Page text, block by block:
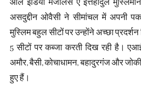
ऑल इंडिया मजलिस ए इत्तेहादुल
असदुद्दीन ओवैसी ने सीमांचल में अपनी
मुस्लिम बहुल सीटों पर उन्होंने अच्छा प्रदर्शन
5 सीटों पर कब्जा करती दिख रही है।
अमौर, बैसी, कोचाधामन, बहादुरगंज और
हुए हैं।